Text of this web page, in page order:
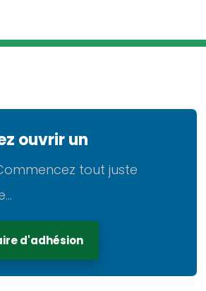
ouvrir un
tout juste
d'adhésion